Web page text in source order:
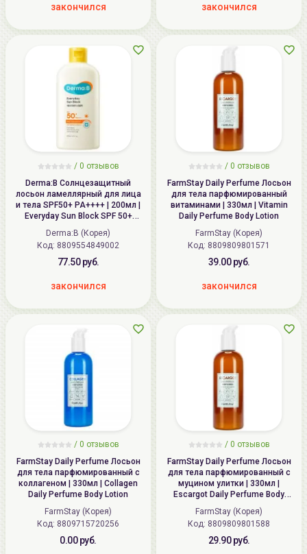
закончился закончился
/ 0 отзывов
Derma:B Солнцезащитный
лосьон ламеллярный для лица
и тела SPF50+ PA++++ | 200мл |
Everyday Sun Block SPF 50+
PA++++
Derma:B (Корея)
Код: 8809554849002
77.50 руб.
закончился
/ 0 отзывов
FarmStay Daily Perfume Лосьон
для тела парфюмированный
витаминами | 330мл | Vitamin
Daily Perfume Body Lotion
FarmStay (Корея)
Код: 8809809801571
39.00 руб.
закончился
/ 0 отзывов
FarmStay Daily Perfume Лосьон
для тела парфюмированный с
коллагеном | 330мл | Collagen
Daily Perfume Body Lotion
FarmStay (Корея)
Код: 8809715720256
0.00 руб.
/ 0 отзывов
FarmStay Daily Perfume Лосьон
для тела парфюмированный с
муцином улитки | 330мл |
Escargot Daily Perfume Body
Lotion
FarmStay (Корея)
Код: 8809809801588
29.90 руб.